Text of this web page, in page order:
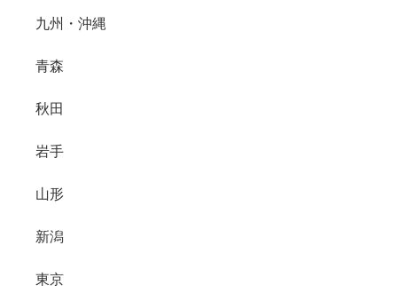
九州・沖縄
青森
秋田
岩手
山形
新潟
東京